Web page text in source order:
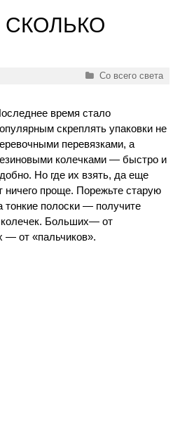
СКОЛЬКО
Рубрики
Со всего света
время стало
скреплять упаковки не
перевязками, а
колечками — быстро и
Но где их взять, да еще
ничего проще. Порежьте старую
тонкие полоски — получите
колечек. Больших— от
— от «пальчиков».